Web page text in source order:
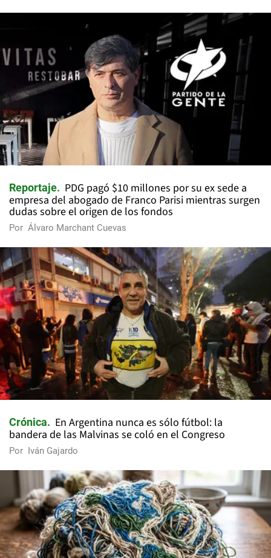
Reportaje
PDG pagó $10 millones por su ex sede a
empresa del abogado de Franco Parisi mientras surgen
dudas sobre el origen de los fondos
Por Álvaro Marchant Cuevas
Crónica
En Argentina nunca es sólo fútbol: la
bandera de las Malvinas se coló en el Congreso
Por Iván Gajardo